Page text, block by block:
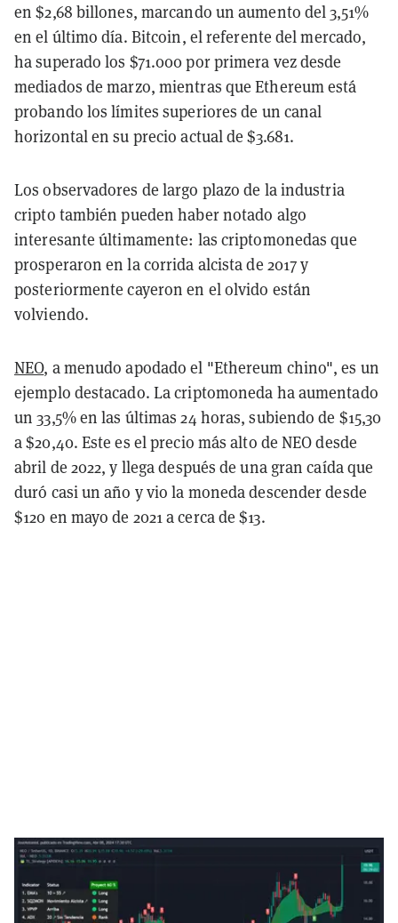
en $2,68 billones, marcando un aumento del 3,51%
en el último día. Bitcoin, el referente del mercado,
ha superado los $71.000 por primera vez desde
mediados de marzo, mientras que Ethereum está
probando los límites superiores de un canal
horizontal en su precio actual de $3.681.
Los observadores de largo plazo de la industria
cripto también pueden haber notado algo
interesante últimamente: las criptomonedas que
prosperaron en la corrida alcista de 2017 y
posteriormente cayeron en el olvido están
volviendo.
NEO, a menudo apodado el "Ethereum chino", es un
ejemplo destacado. La criptomoneda ha aumentado
un 33,5% en las últimas 24 horas, subiendo de $15,30
a $20,40. Este es el precio más alto de NEO desde
abril de 2022, y llega después de una gran caída que
duró casi un año y vio la moneda descender desde
$120 en mayo de 2021 a cerca de $13.